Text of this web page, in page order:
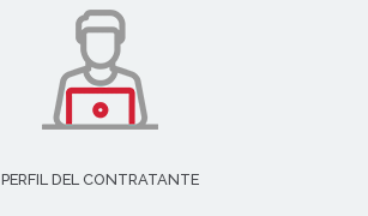
PERFIL DEL CONTRATANTE